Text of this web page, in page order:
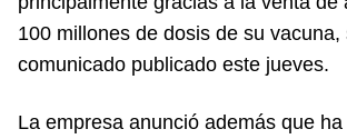
100 millones de dosis de su vacuna,
comunicado publicado este jueves.
La empresa anunció además que